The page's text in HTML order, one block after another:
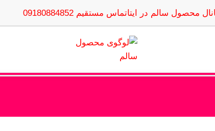
محصول سالم در ایتاتماس مستقیم 09180884852